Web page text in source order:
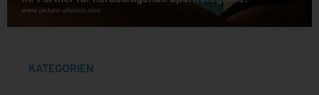
KATEGORIEN